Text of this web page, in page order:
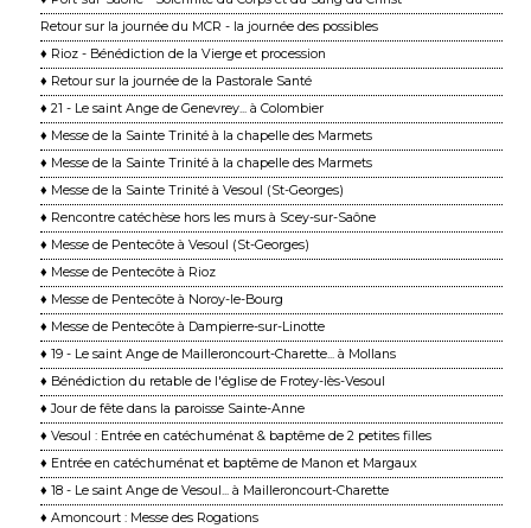
Retour sur la journée du MCR - la journée des possibles
♦ Rioz - Bénédiction de la Vierge et procession
♦ Retour sur la journée de la Pastorale Santé
♦ 21 - Le saint Ange de Genevrey... à Colombier
♦ Messe de la Sainte Trinité à la chapelle des Marmets
♦ Messe de la Sainte Trinité à la chapelle des Marmets
♦ Messe de la Sainte Trinité à Vesoul (St-Georges)
♦ Rencontre catéchèse hors les murs à Scey-sur-Saône
♦ Messe de Pentecôte à Vesoul (St-Georges)
♦ Messe de Pentecôte à Rioz
♦ Messe de Pentecôte à Noroy-le-Bourg
♦ Messe de Pentecôte à Dampierre-sur-Linotte
♦ 19 - Le saint Ange de Mailleroncourt-Charette... à Mollans
♦ Bénédiction du retable de l'église de Frotey-lès-Vesoul
♦ Jour de fête dans la paroisse Sainte-Anne
♦ Vesoul : Entrée en catéchuménat & baptême de 2 petites filles
♦ Entrée en catéchuménat et baptême de Manon et Margaux
♦ 18 - Le saint Ange de Vesoul... à Mailleroncourt-Charette
♦ Amoncourt : Messe des Rogations